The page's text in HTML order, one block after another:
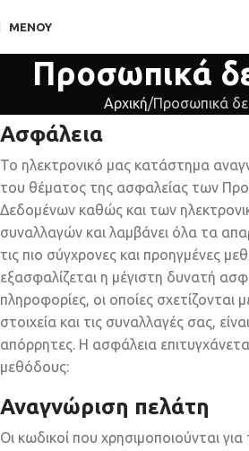
ΜΕΝΟΎ
Προσωπικά
Αρχική Προσωπικά
Ασφάλεια
Το ηλεκτρονικό μας κατάστημα
του θέματος της ασφαλείας των
Δεδομένων καθώς και των
συναλλαγών και λαμβάνει όλα τα
τις πιο σύγχρονες και προηγμένες
εξασφαλίζεται η μέγιστη δυνατή
πληροφορίες, οι οποίες
στοιχεία και τις συναλλαγές σας,
απόρρητες. Η ασφάλεια
μεθόδους:
Αναγνώριση πελάτη
Οι κωδικοί που χρησιμοποιούνται